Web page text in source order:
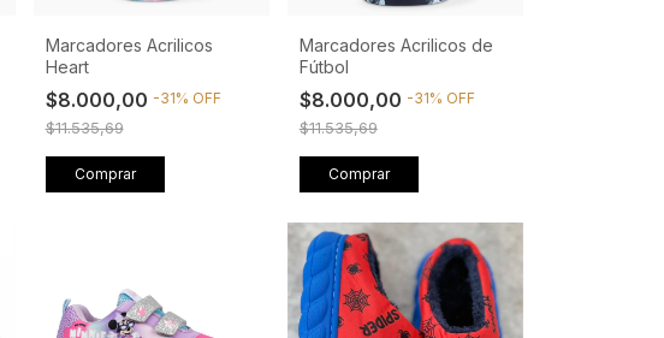
Marcadores Acrilicos
Heart
$8.000,00 -31% OFF
$11.535,69
Comprar
Marcadores Acrilicos de
Fútbol
$8.000,00 -31% OFF
$11.535,69
Comprar